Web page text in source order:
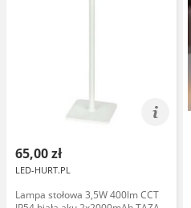
65,00 zł
LED-HURT.PL
Lampa stołowa 3,5W 400lm CCT